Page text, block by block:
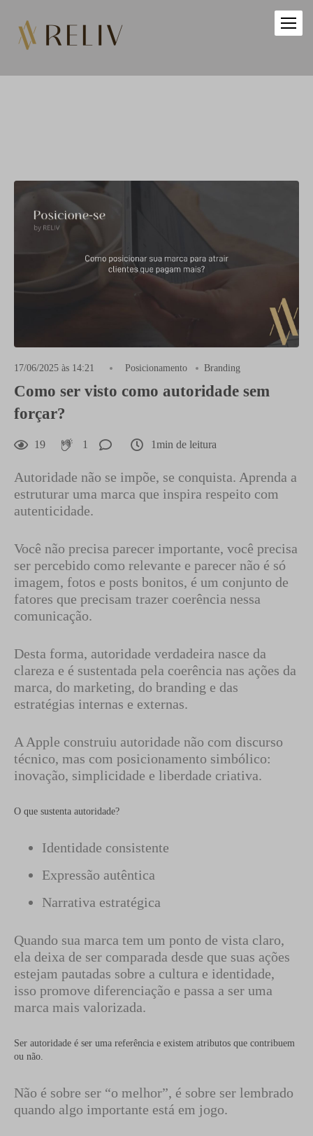
17/06/2025 às 14:21 Posicionamento Branding
Como ser visto como autoridade sem
forçar?
19 1 1min de leitura
Autoridade não se impõe, se conquista. Aprenda a
estruturar uma marca que inspira respeito com
autenticidade.
Você não precisa parecer importante, você precisa
ser percebido como relevante e parecer não é só
imagem, fotos e posts bonitos, é um conjunto de
fatores que precisam trazer coerência nessa
comunicação.
Desta forma, autoridade verdadeira nasce da
clareza e é sustentada pela coerência nas ações da
marca, do marketing, do branding e das
estratégias internas e externas.
A Apple construiu autoridade não com discurso
técnico, mas com posicionamento simbólico:
inovação, simplicidade e liberdade criativa.
O que sustenta autoridade?
Identidade consistente
Expressão autêntica
Narrativa estratégica
Quando sua marca tem um ponto de vista claro,
ela deixa de ser comparada desde que suas ações
estejam pautadas sobre a cultura e identidade,
isso promove diferenciação e passa a ser uma
marca mais valorizada.
Ser autoridade é ser uma referência e existem atributos que contribuem
ou não.
Não é sobre ser “o melhor”, é sobre ser lembrado
quando algo importante está em jogo.